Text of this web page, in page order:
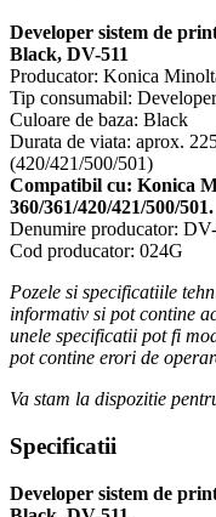
Developer sistem de
Black, DV-511
Producator: Konica
Tip consumabil: Developer
Culoare de baza: Black
Durata de viata: aprox.
(420/421/500/501)
Compatibil cu: Konica
360/361/420/421/500/501.
Denumire producator:
Cod producator: 024G
Pozele si specificatiile
informativ si pot contine
unele specificatii pot fi
pot contine erori de
Va stam la dispozitie
Specificatii
Developer sistem de